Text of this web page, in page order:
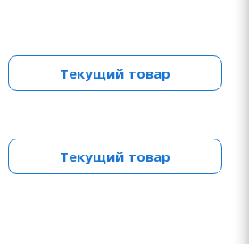
Текущий товар
Текущий товар